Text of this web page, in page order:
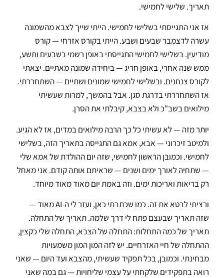
תאריך. שלישי לחמישי.
אז אני התגייסתי בשלישי לחמישי. הייתי שייך לצבא מהשמונה
עשרה לדצמבר שבעים ושבע. הייתי בקורס אזרחי — קורס
מודיעין. בשלישי לחמישי התגייסתי באופן רשמי בשבעים ותשע,
ממש שנה אחרי, באופן חריג — ביחידה שמונה מאתיים. יצאתי
לקורס צנחנים. ובשלישי לחמישי שמונים ושתיים — השתחררתי.
אז השתחררתי בדרגת סגן. אבל בהמשך, למרות שעשיתי
מילואים בשב"כ ולא בצבא, קיבלתי את הסרן.
יותר מזה — לא עשיתי כל כך הרבה מילואים במדים, אז לא הגיע.
ולמיטב זיכרוני — אבא, אמא גם התגייסה בתאריך הזה, בשלישי
לחמישי. וכמובן הראשון לחמישי, שזה יום ההולדת של אמא שלי
— שתחיה לאורך ימים ושנים — שראיתם אותה קודם. אני מאחל
רק בריאות ואריכות ימים. וזה באמת יום מאוד מאוד מיוחד.
ורציתי לבטא את זה. כמו שכתבתי כאן, ועזר לי ה-AI מאוד —
שזה תאריך שבעצם פתח לי דרך שלמה. תאריך של התחלה.
תאריך של כמה התחלות: התחלה של הצבא, התחלה שלי כקצין,
ההתחלה של חיי האזרחיים. יש לזה המון המון משמעויות
מבחינתי. וכמובן, בכל תפקיד שעשיתי, מהצבא ועד היום — שאני
רואה בתפקידים שלקחתי על עצמי שליחויות — גם במה שאני